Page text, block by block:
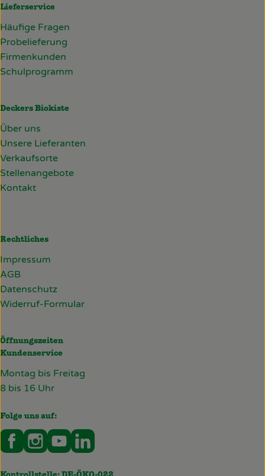
Lieferservice
Häufige Fragen
Probelieferung
Firmenkunden
Schulprogramm
Deckers Biokiste
Über uns
Unsere Lieferanten
Verkaufsorte
Stellenangebote
Kontakt
Rechtliches
Impressum
AGB
Datenschutz
Widerruf-Formular
Öffnungszeiten
Kundenservice
Montag bis Freitag
8 bis 16 Uhr
Folge uns auf:
Externer Link zu https://www.facebook.com/
Externer Link zu https://www.instagram.com/
Externer Link zu https://
Externer Link zu https://